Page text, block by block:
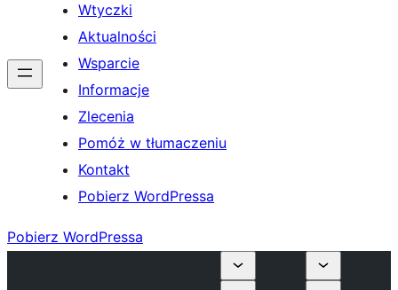
Wtyczki
Aktualności
Wsparcie
Informacje
Zlecenia
Pomóż w tłumaczeniu
Kontakt
Pobierz WordPressa
Pobierz WordPressa